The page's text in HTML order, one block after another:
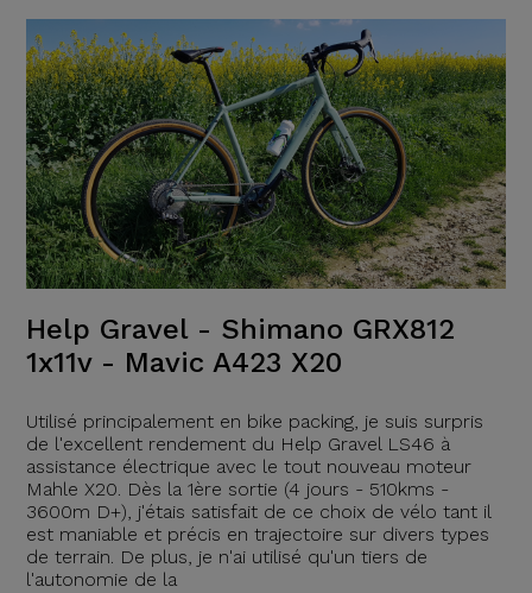
Help Gravel - Shimano GRX812
1x11v - Mavic A423 X20
Utilisé principalement en bike packing, je suis surpris
de l'excellent rendement du Help Gravel LS46 à
assistance électrique avec le tout nouveau moteur
Mahle X20. Dès la 1ère sortie (4 jours - 510kms -
3600m D+), j'étais satisfait de ce choix de vélo tant il
est maniable et précis en trajectoire sur divers types
de terrain. De plus, je n'ai utilisé qu'un tiers de
l'autonomie de la